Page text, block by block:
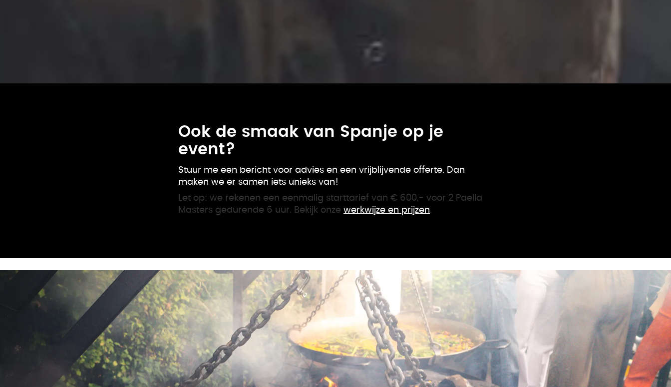
Ook de smaak van Spanje op je
event?
Stuur me een bericht voor advies en een vrijblijvende offerte. Dan
maken we er samen iets unieks van!
Let op: we rekenen een eenmalig starttarief van € 600,- voor 2 Paella
Masters gedurende 6 uur. Bekijk onze werkwijze en prijzen.